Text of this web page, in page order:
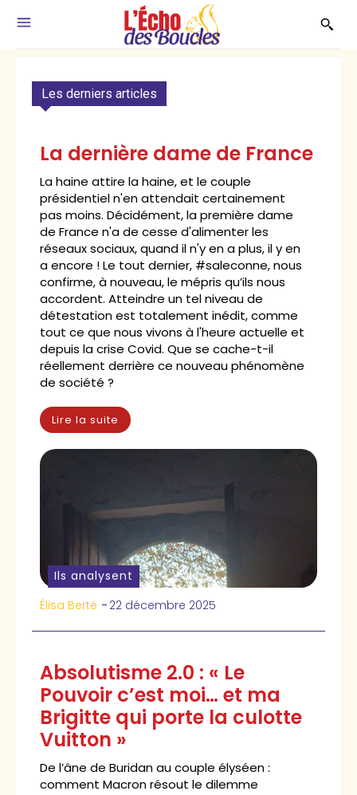
Les derniers articles
La dernière dame de France
La haine attire la haine, et le couple
présidentiel n'en attendait certainement
pas moins. Décidément, la première dame
de France n'a de cesse d'alimenter les
réseaux sociaux, quand il n'y en a plus, il y en
a encore ! Le tout dernier, #saleconne, nous
confirme, à nouveau, le mépris qu’ils nous
accordent. Atteindre un tel niveau de
détestation est totalement inédit, comme
tout ce que nous vivons à l'heure actuelle et
depuis la crise Covid. Que se cache-t-il
réellement derrière ce nouveau phénomène
de société ?
Lire la suite
Ils analysent
Élisa Berté - 22 décembre 2025
Absolutisme 2.0 : « Le
Pouvoir c’est moi… et ma
Brigitte qui porte la culotte
Vuitton »
De l’âne de Buridan au couple élyséen :
comment Macron résout le dilemme